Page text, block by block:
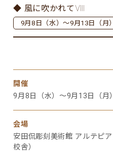
◆ 風に吹かれてⅧ
9月8日（水）～9月13日（月
開催
9月8日（水）～9月13日（月
会場
安田侃彫刻美術館 アルテピ
校舎）